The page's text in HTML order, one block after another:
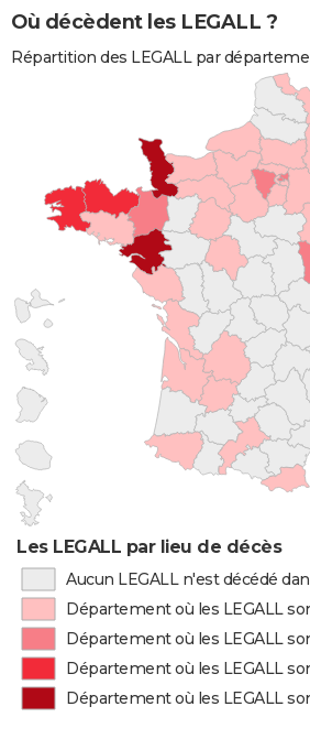
Où décèdent les LEGALL ?
Répartition des LEGALL par
Les LEGALL par lieu de décès
Aucun LEGALL n'est décédé
Département où les LEGALL
Département où les LEGALL
Département où les LEGALL
Département où les LEGALL